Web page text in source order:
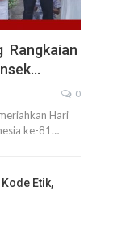
Rangkaian
0
Hari
ke-81…
Etik,